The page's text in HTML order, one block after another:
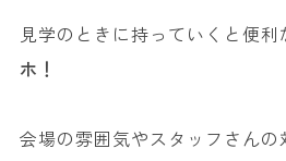
見学のときに持っていくと便利
ホ！
会場の雰囲気やスタッフさん